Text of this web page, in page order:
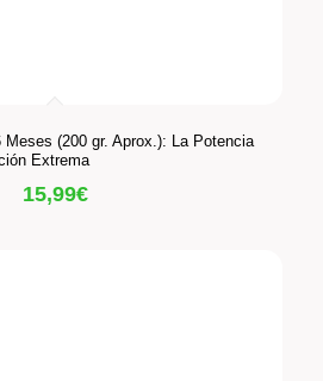
(200 gr. Aprox.): La Potencia
Extrema
15,99€